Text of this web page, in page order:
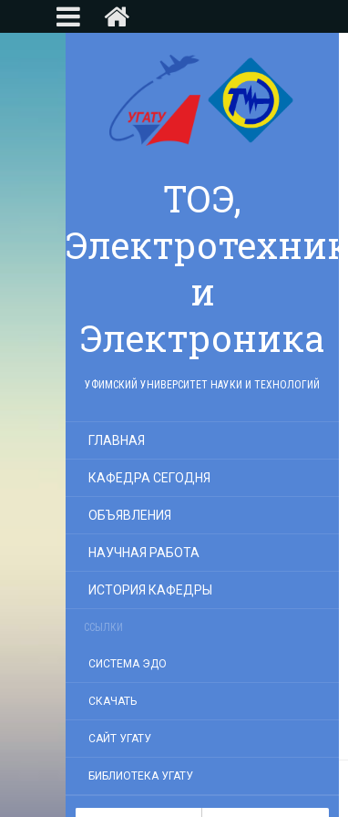
ТОЭ,
Электротехника
и
Электроника
УФИМСКИЙ УНИВЕРСИТЕТ НАУКИ И ТЕХНОЛОГИЙ
ГЛАВНАЯ
КАФЕДРА СЕГОДНЯ
ОБЪЯВЛЕНИЯ
НАУЧНАЯ РАБОТА
ИСТОРИЯ КАФЕДРЫ
ССЫЛКИ
СИСТЕМА ЭДО
СКАЧАТЬ
САЙТ УГАТУ
БИБЛИОТЕКА УГАТУ